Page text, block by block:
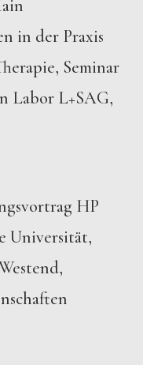
in der Praxis
Seminar
Labor L+SAG,
HP
Universität,